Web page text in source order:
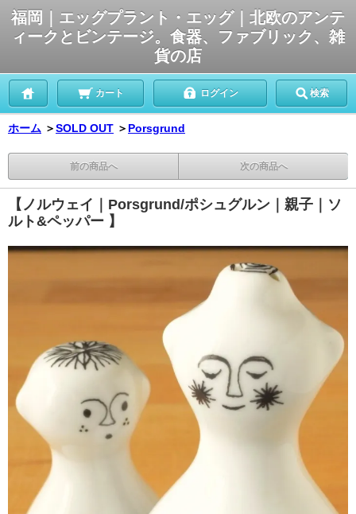
福岡｜エッグプラント・エッグ｜北欧のアンテ
ィークとビンテージ。食器、ファブリック、雑
貨の店
カート ログイン 検索
ホーム ＞SOLD OUT ＞ Porsgrund
前の商品へ 次の商品へ
【ノルウェイ｜Porsgrund/ポシュグルン｜親子｜ソ
ルト&ペッパー 】